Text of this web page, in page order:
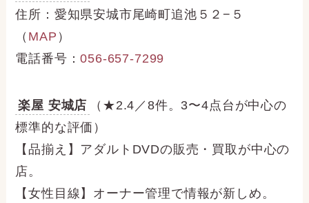
住所：愛知県安城市尾崎町追池５２−５
（ MAP ）
電話番号：056-657-7299
楽屋 安城店
（★2.4／8件。3〜4点台が中心の
標準的な評価）
【品揃え】アダルトDVDの販売・買取が中心の
店。
【女性目線】オーナー管理で情報が新しめ。